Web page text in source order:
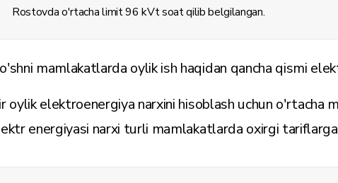
Rostovda o'rtacha limit 96 kVt soat qilib belgilangan.
mamlakatlarda oylik ish haqidan qancha qismi
oylik elektroenergiya narxini hisoblash uchun o'rtacha
energiyasi narxi turli mamlakatlarda oxirgi